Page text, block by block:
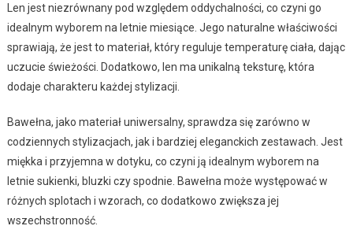
Len jest niezrównany pod względem oddychalności, co czyni go
idealnym wyborem na letnie miesiące. Jego naturalne właściwości
sprawiają, że jest to materiał, który reguluje temperaturę ciała, dając
uczucie świeżości. Dodatkowo, len ma unikalną teksturę, która
dodaje charakteru każdej stylizacji.
Bawełna, jako materiał uniwersalny, sprawdza się zarówno w
codziennych stylizacjach, jak i bardziej eleganckich zestawach. Jest
miękka i przyjemna w dotyku, co czyni ją idealnym wyborem na
letnie sukienki, bluzki czy spodnie. Bawełna może występować w
różnych splotach i wzorach, co dodatkowo zwiększa jej
wszechstronność.